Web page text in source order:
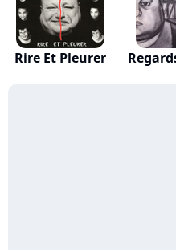
Rire Et Pleurer